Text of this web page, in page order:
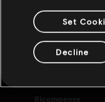
Set
Decline